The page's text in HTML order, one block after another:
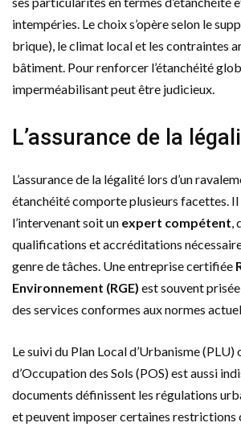
intempéries. Le choix s’opère selon le
brique), le climat local et les contraintes
bâtiment. Pour renforcer l’étanchéité
imperméabilisant peut être judicieux.
L’assurance de la
L’assurance de la légalité lors d’un
étanchéité comporte plusieurs facettes. Il
l’intervenant soit un expert compétent
qualifications et accréditations
genre de tâches. Une entreprise certifiée
Environnement (RGE) est souvent
des services conformes aux normes
Le suivi du Plan Local d’Urbanisme (PLU)
d’Occupation des Sols (POS) est aussi
documents définissent les régulations
et peuvent imposer certaines restrictions